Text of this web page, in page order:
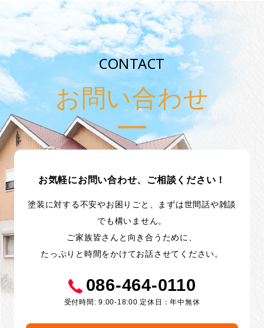
CONTACT
お問い合わせ
お気軽にお問い合わせ、ご相談ください！
塗装に対する不安やお困りごと、まずは世間話や雑談
でも構いません。
ご家族皆さんと向き合うために、
たっぷりと時間をかけてお話させてください。
086-464-0110
受付時間: 9:00-18:00 定休日：年中無休